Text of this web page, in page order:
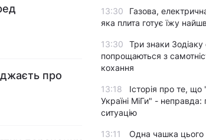
про
13:30
Газова,
яка плита готує їжу
13:30
Три знаки Зодіаку
попрощаються з
кохання
13:18
Історія про те,
Україні МіГи" - неправда:
ситуацію
13:11
Одна чашка цього